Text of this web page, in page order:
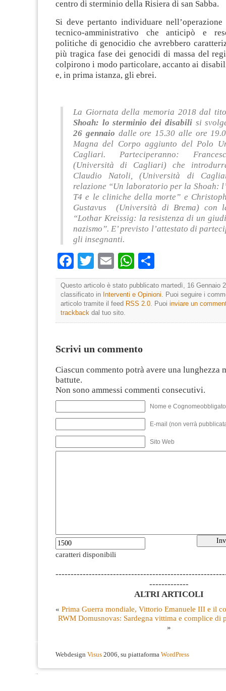
centro di sterminio della Risiera di san Sabba.
Si deve pertanto individuare
tecnico-amministrativo che anticipò e
politiche di genocidio che avrebbero
più tragica fase dei genocidi di massa del
colpirono i modo particolare, accanto ai
e, in prima istanza, gli ebrei.
La Giornata della memoria 2018 dal
Shoah: lo sterminio dei disabilisi
26 gennaio dalle ore 15.30 alle ore
Magna del Corpo aggiunto del Polo
Cagliari. Parteciperanno:
(Università di Cagliari) che
Claudio Natoli, (Università di
relazione “Un laboratorio per la Shoah:
T4 e le cliniche della morte” e
Gustavus (Università di Brema) con
“Lothar Kreissig: la resistenza di un
nazismo”. E’ previsto l’attestato di
gli insegnanti.
Facebook
TwitterEmailWhatsApp
Questo articolo è stato pubblicato martedì, 16 Gennaio
classificato in Interventi e Opinioni . Puoi seguire i
articolo tramite il feed RSS 2.0 . Puoi inviare un
trackback dal tuo sito.
Scrivi un commento
Ciascun commento potrà avere una lunghezza
battute.
Non sono ammessi commenti consecutivi.
Nome e
E-mail (non verrà
Sito Web
caratteri disponibili
-------------
ALTRI ARTICOLI
« Prima Guerra mondiale, Vittorio Emanuele III e il
RWM Domusnovas: Sardegna vittima e complice di
»
Webdesign Visus 2006, su piattaforma WordPress